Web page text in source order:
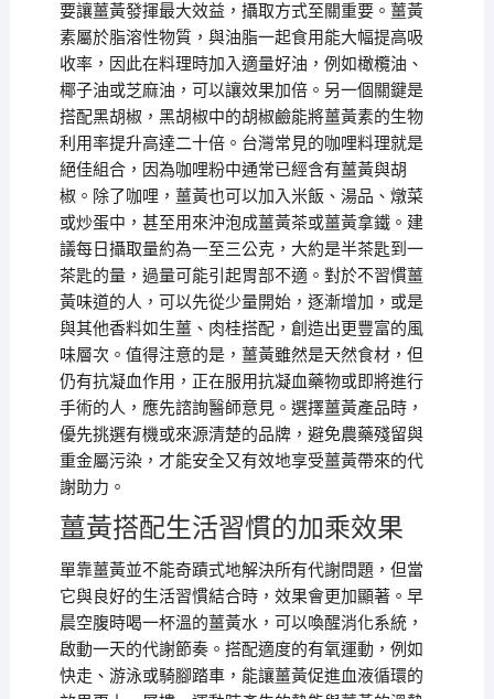
要讓薑黃發揮最大效益，攝取方式至關重要。薑黃
素屬於脂溶性物質，與油脂一起食用能大幅提高吸
收率，因此在料理時加入適量好油，例如橄欖油、
椰子油或芝麻油，可以讓效果加倍。另一個關鍵是
搭配黑胡椒，黑胡椒中的胡椒鹼能將薑黃素的生物
利用率提升高達二十倍。台灣常見的咖哩料理就是
絕佳組合，因為咖哩粉中通常已經含有薑黃與胡
椒。除了咖哩，薑黃也可以加入米飯、湯品、燉菜
或炒蛋中，甚至用來沖泡成薑黃茶或薑黃拿鐵。建
議每日攝取量約為一至三公克，大約是半茶匙到一
茶匙的量，過量可能引起胃部不適。對於不習慣薑
黃味道的人，可以先從少量開始，逐漸增加，或是
與其他香料如生薑、肉桂搭配，創造出更豐富的風
味層次。值得注意的是，薑黃雖然是天然食材，但
仍有抗凝血作用，正在服用抗凝血藥物或即將進行
手術的人，應先諮詢醫師意見。選擇薑黃產品時，
優先挑選有機或來源清楚的品牌，避免農藥殘留與
重金屬污染，才能安全又有效地享受薑黃帶來的代
謝助力。
薑黃搭配生活習慣的加乘效果
單靠薑黃並不能奇蹟式地解決所有代謝問題，但當
它與良好的生活習慣結合時，效果會更加顯著。早
晨空腹時喝一杯溫的薑黃水，可以喚醒消化系統，
啟動一天的代謝節奏。搭配適度的有氧運動，例如
快走、游泳或騎腳踏車，能讓薑黃促進血液循環的